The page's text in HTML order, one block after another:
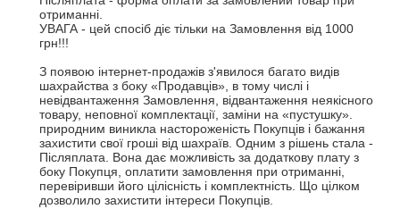
отриманні.
УВАГА - цей спосіб діє тільки на Замовлення від 1000
грн!!!
З появою інтернет-продажів з'явилося багато видів
шахрайства з боку «Продавців», в тому числі і
невідвантаження Замовлення, відвантаження неякісного
товару, неповної комплектації, заміни на «пустушку».
природним виникла настороженість Покупців і бажання
захистити свої гроші від шахраїв. Одним з рішень стала -
Післяплата. Вона дає можливість за додаткову плату з
боку Покупця, оплатити замовлення при отриманні,
перевіривши його цілісність і комплектність. Що цілком
дозволило захистити інтереси Покупців.